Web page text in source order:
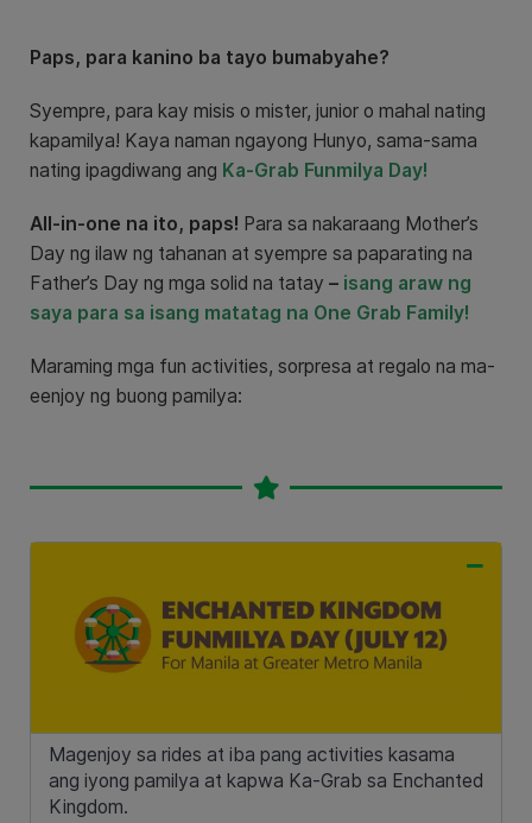
Paps, para kanino ba tayo bumabyahe?
Syempre, para kay misis o mister, junior o mahal nating
kapamilya! Kaya naman ngayong Hunyo, sama-sama
nating ipagdiwang ang Ka-Grab Funmilya Day!
All-in-one na ito, paps! Para sa nakaraang Mother’s
Day ng ilaw ng tahanan at syempre sa paparating na
Father’s Day ng mga solid na tatay – isang araw ng
saya para sa isang matatag na One Grab Family!
Maraming mga fun activities, sorpresa at regalo na ma-
eenjoy ng buong pamilya:
Magenjoy sa rides at iba pang activities kasama
ang iyong pamilya at kapwa Ka-Grab sa Enchanted
Kingdom.